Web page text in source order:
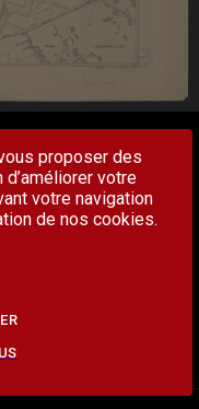
proposer des
votre
votre navigation
de nos cookies.